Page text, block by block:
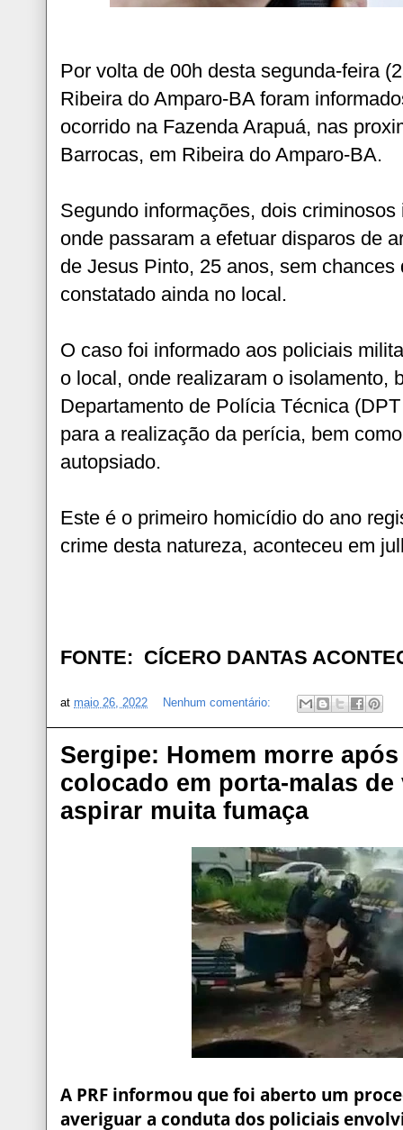
Por volta de 00h desta segunda-feira
Ribeira do Amparo-BA foram
ocorrido na Fazenda Arapuá, nas
Barrocas, em Ribeira do Amparo-BA.
Segundo informações, dois
onde passaram a efetuar disparos de
de Jesus Pinto, 25 anos, sem
constatado ainda no local.
O caso foi informado aos policiais
o local, onde realizaram o isolamento,
Departamento de Polícia Técnica
para a realização da perícia, bem
autopsiado.
Este é o primeiro homicídio do ano
crime desta natureza, aconteceu em
FONTE: CÍCERO DANTAS
at maio 26, 2022 Nenhum comentário:
Sergipe: Homem morre
colocado em porta-malas de
aspirar muita fumaça
A PRF informou que foi aberto um
averiguar a conduta dos policiais